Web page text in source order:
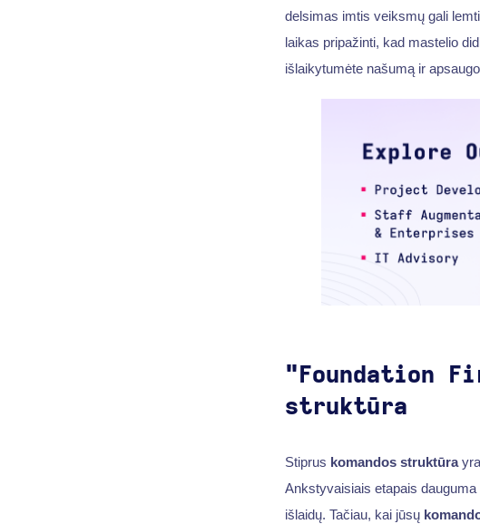
delsimas imtis veiksmų gali
laikas pripažinti, kad mastelio
išlaikytumėte našumą ir
"Foundation
struktūra
Stiprus komandos struktūra
Ankstyvaisiais etapais dauguma
išlaidų. Tačiau, kai jūsų